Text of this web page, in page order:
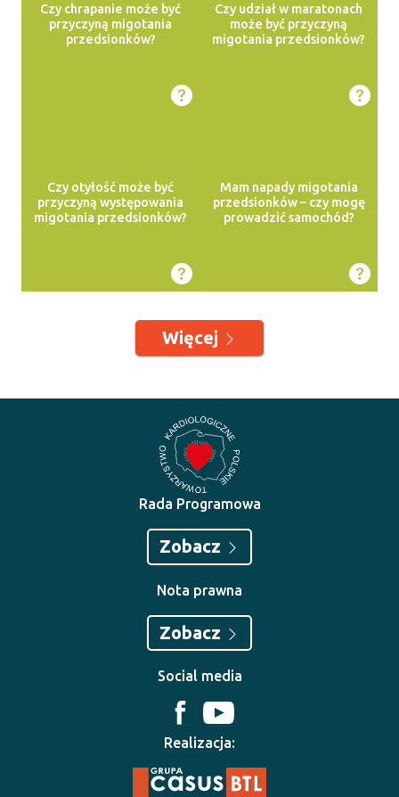
Czy chrapanie może być
przyczyną migotania
przedsionków?
Czy udział w maratonach
może być przyczyną
migotania przedsionków?
Czy otyłość może być
przyczyną występowania
migotania przedsionków?
Mam napady migotania
przedsionków – czy mogę
prowadzić samochód?
Więcej
Rada Programowa
Zobacz
Nota prawna
Zobacz
Social media
Realizacja: